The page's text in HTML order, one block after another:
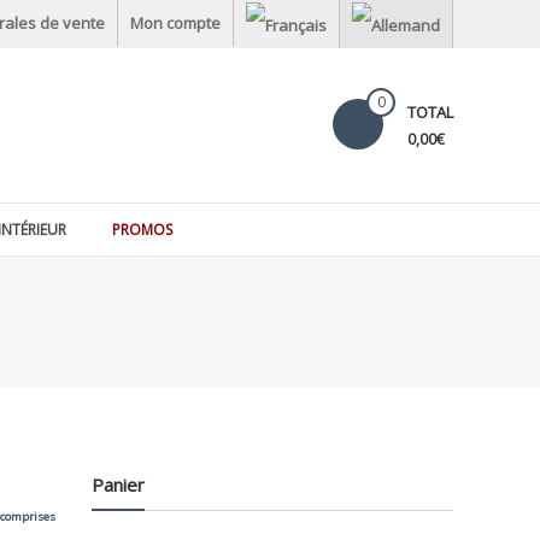
de vente Mon compte
0 TOTAL
0,00€
PROMOS
Panier